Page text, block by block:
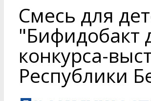
Смесь для
"Бифидобакт
конкурса-
Республики